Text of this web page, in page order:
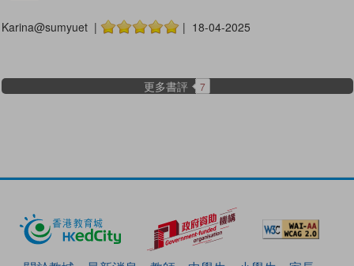
Karina@sumyuet | | 18-04-2025
更多書評 7